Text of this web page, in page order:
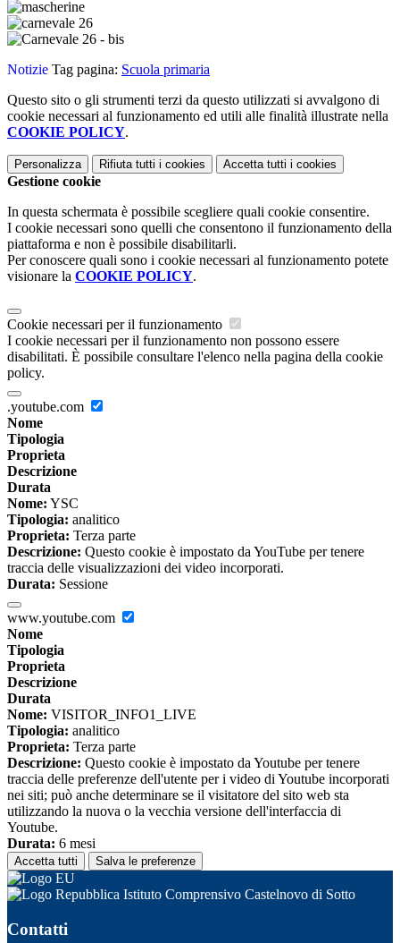
Notizie Tag pagina: Scuola primaria
Questo sito o gli strumenti terzi da questo utilizzati si avvalgono di
cookie necessari al funzionamento ed utili alle finalità illustrate nella
COOKIE POLICY.
Personalizza Rifiuta tutti i cookies Accetta tutti i cookies
Gestione cookie
In questa schermata è possibile scegliere quali cookie consentire.
I cookie necessari sono quelli che consentono il funzionamento della
piattaforma e non è possibile disabilitarli.
Per conoscere quali sono i cookie necessari al funzionamento potete
visionare la COOKIE POLICY.
Cookie necessari per il funzionamento
I cookie necessari per il funzionamento non possono essere
disabilitati. È possibile consultare l'elenco nella pagina della cookie
policy.
.youtube.com
Nome
Tipologia
Proprieta
Descrizione
Durata
Nome: YSC
Tipologia: analitico
Proprieta: Terza parte
Descrizione: Questo cookie è impostato da YouTube per tenere
traccia delle visualizzazioni dei video incorporati.
Durata: Sessione
www.youtube.com
Nome
Tipologia
Proprieta
Descrizione
Durata
Nome: VISITOR_INFO1_LIVE
Tipologia: analitico
Proprieta: Terza parte
Descrizione: Questo cookie è impostato da Youtube per tenere
traccia delle preferenze dell'utente per i video di Youtube incorporati
nei siti; può anche determinare se il visitatore del sito web sta
utilizzando la nuova o la vecchia versione dell'interfaccia di
Youtube.
Durata: 6 mesi
Accetta tutti Salva le preferenze
Istituto Comprensivo Castelnovo di Sotto
Contatti